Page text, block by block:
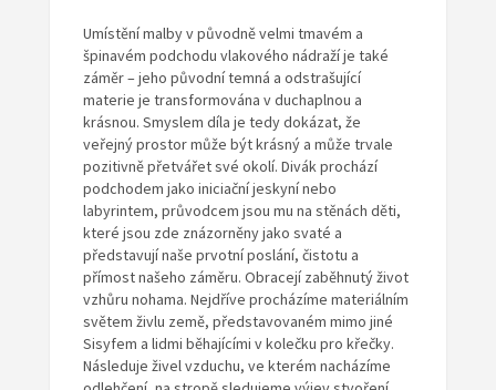
Umístění malby v původně velmi tmavém a
špinavém podchodu vlakového nádraží je také
záměr – jeho původní temná a odstrašující
materie je transformována v duchaplnou a
krásnou. Smyslem díla je tedy dokázat, že
veřejný prostor může být krásný a může trvale
pozitivně přetvářet své okolí. Divák prochází
podchodem jako iniciační jeskyní nebo
labyrintem, průvodcem jsou mu na stěnách děti,
které jsou zde znázorněny jako svaté a
představují naše prvotní poslání, čistotu a
přímost našeho záměru. Obracejí zaběhnutý život
vzhůru nohama. Nejdříve procházíme materiálním
světem živlu země, představovaném mimo jiné
Sisyfem a lidmi běhajícími v kolečku pro křečky.
Následuje živel vzduchu, ve kterém nacházíme